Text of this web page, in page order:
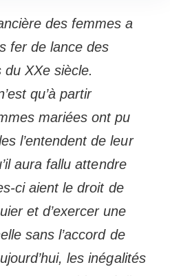
des femmes a
fer de lance des
XXe siècle.
qu’à partir
mariées ont pu
l’entendent de leur
aura fallu attendre
ci aient le droit de
et d’exercer une
sans l’accord de
les inégalités